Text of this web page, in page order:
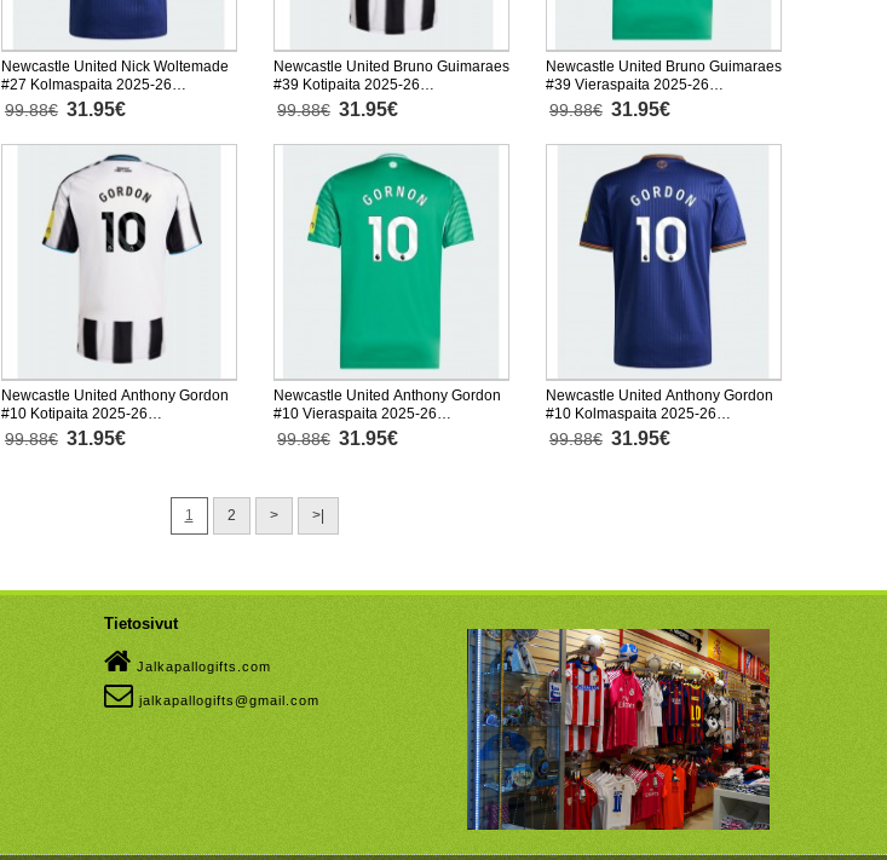
Newcastle United Nick Woltemade
#27 Kolmaspaita 2025-26
Lyhythihainen
99.88€ 31.95€
Newcastle United Bruno Guimaraes
#39 Kotipaita 2025-26
Lyhythihainen
99.88€ 31.95€
Newcastle United Bruno Guimaraes
#39 Vieraspaita 2025-26
Lyhythihainen
99.88€ 31.95€
Newcastle United Anthony Gordon
#10 Kotipaita 2025-26
Lyhythihainen
99.88€ 31.95€
Newcastle United Anthony Gordon
#10 Vieraspaita 2025-26
Lyhythihainen
99.88€ 31.95€
Newcastle United Anthony Gordon
#10 Kolmaspaita 2025-26
Lyhythihainen
99.88€ 31.95€
1 2 > >|
Tietosivut
Jalkapallogifts.com
jalkapallogifts@gmail.com